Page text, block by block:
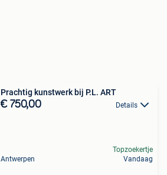
Prachtig kunstwerk bij P.L. ART
€ 750,00 Details
Antwerpen
Topzoekertje
Vandaag